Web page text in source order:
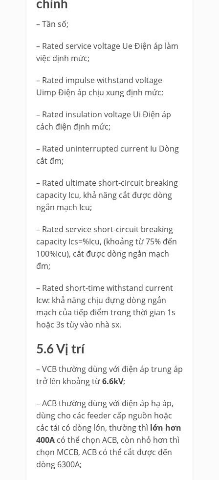
chính
– Tần số;
– Rated service voltage Ue Điện áp làm
việc định mức;
– Rated impulse withstand voltage
Uimp Điện áp chịu xung định mức;
– Rated insulation voltage Ui Điện áp
cách điện định mức;
– Rated uninterrupted current Iu Dòng
cắt đm;
– Rated ultimate short-circuit breaking
capacity Icu, khả năng cắt được dòng
ngắn mạch Icu;
– Rated service short-circuit breaking
capacity Ics=%Icu, (khoảng từ 75% đến
100%Icu), cắt được dòng ngắn mạch
đm;
– Rated short-time withstand current
Icw: khả năng chịu đựng dòng ngắn
mạch của tiếp điểm trong thời gian 1s
hoặc 3s tùy vào nhà sx.
5.6 Vị trí
– VCB thường dùng với điện áp trung áp
trở lên khoảng từ6.6kV;
– ACB thường dùng với điện áp hạ áp,
dùng cho các feeder cấp nguồn hoặc
các tải có dòng lớn, thường thì lớn hơn
400A có thể chọn ACB, còn nhỏ hơn thì
chọn MCCB, ACB có thể cắt được đến
dòng 6300A;